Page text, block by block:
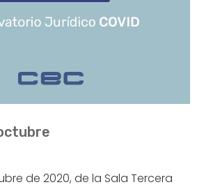
de 2020, de la Sala Tercera